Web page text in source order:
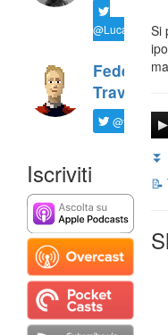
@LucaTNT
Federico
Travaini
@ftrava
Iscriviti
Si
📝